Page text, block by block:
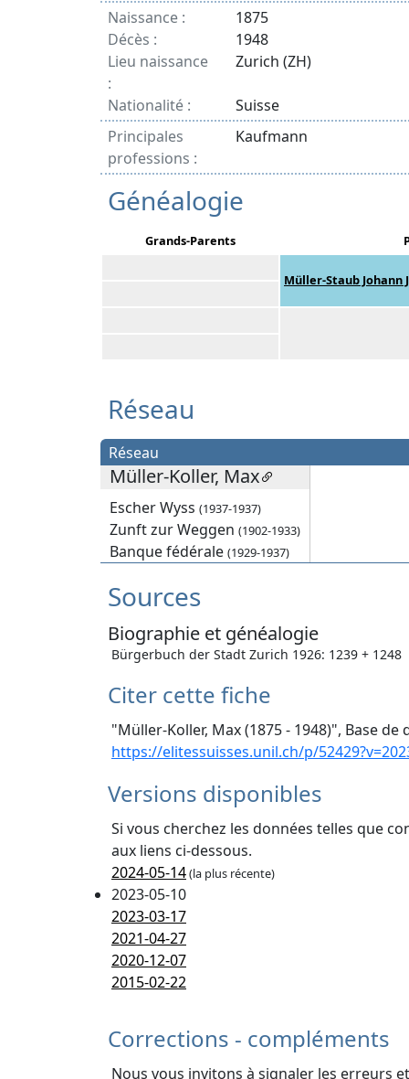
Naissance :
1875
Décès :
1948
Lieu naissance
:
Zurich (ZH)
Nationalité :
Suisse
Principales
professions :
Kaufmann
Généalogie
Grands-Parents
Müller-Staub Johann
Réseau
Réseau
Müller-Koller, Max
Escher Wyss (1937-1937)
Zunft zur Weggen (1902-1933)
Banque fédérale (1929-1937)
Sources
Biographie et généalogie
Bürgerbuch der Stadt Zurich 1926: 1239 + 1248
Citer cette fiche
"Müller-Koller, Max (1875 - 1948)", Base de
https://elitessuisses.unil.ch/p/
Versions disponibles
Si vous cherchez les données telles que
aux liens ci-dessous.
2024-05-14(la plus récente)
2023-05-10
2023-03-17
2021-04-27
2020-12-07
2015-02-22
Corrections - compléments
Nous vous invitons à signaler les erreurs